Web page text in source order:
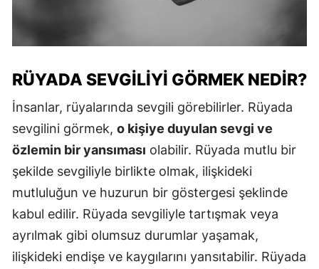
RÜYADA SEVGILIYI GÖRMEK NEDIR?
İnsanlar, rüyalarında sevgili görebilirler. Rüyada
sevgilini görmek, o kişiye duyulan sevgi ve
özlemin bir yansıması olabilir. Rüyada mutlu bir
şekilde sevgiliyle birlikte olmak, ilişkideki
mutluluğun ve huzurun bir göstergesi şeklinde
kabul edilir. Rüyada sevgiliyle tartışmak veya
ayrılmak gibi olumsuz durumlar yaşamak,
ilişkideki endişe ve kaygılarını yansıtabilir. Rüyada